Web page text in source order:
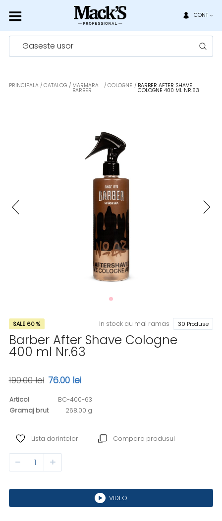
CONT
Gaseste usor
PRINCIPALA CATALOG MARMARA
BARBER
COLOGNE BARBER AFTER SHAVE
COLOGNE 400 ML NR.63
SALE 60 % In stock au mai ramas 30 Produse
Barber After Shave Cologne
400 ml Nr.63
190.00 lei 76.00 lei
Articol
BC-400-63
Gramaj brut
268.00 g
Lista dorintelor Compara produsul
VIDEO